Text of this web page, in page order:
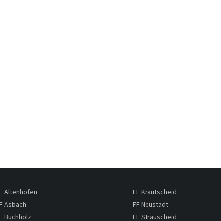
Altenhofen
Asbach
Buchholz
FF Krautscheid
FF Neustadt
FF Strauscheid